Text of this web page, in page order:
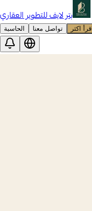
بتر لايف للتطوير العقاري
اقرأ اكثر تواصل معنا الحاسبة